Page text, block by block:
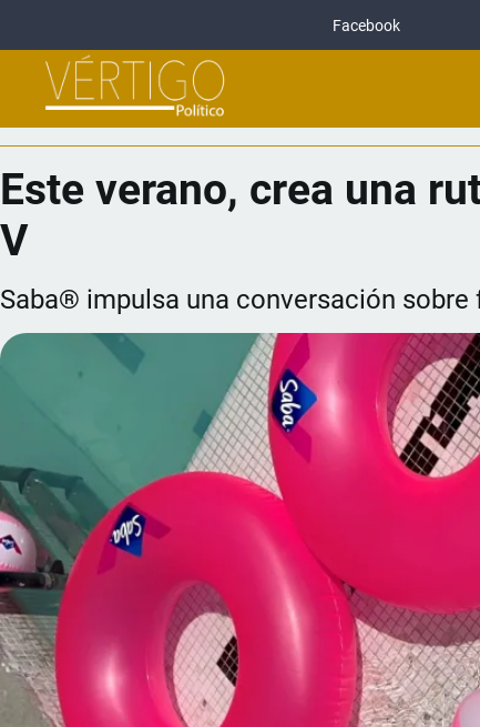
Facebook
Este verano, crea una
V
Saba® impulsa una conversación